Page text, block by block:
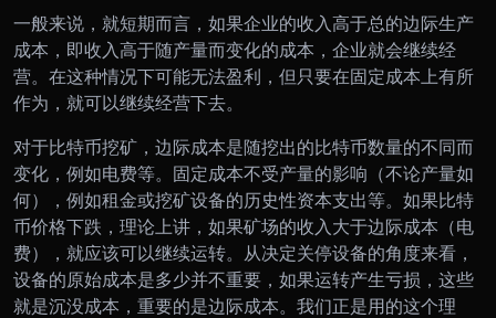
一般来说，就短期而言，如果企业的收入高于总的边际生产
成本，即收入高于随产量而变化的成本，企业就会继续经
营。在这种情况下可能无法盈利，但只要在固定成本上有所
作为，就可以继续经营下去。
对于比特币挖矿，边际成本是随挖出的比特币数量的不同而
变化，例如电费等。固定成本不受产量的影响（不论产量如
何），例如租金或挖矿设备的历史性资本支出等。如果比特
币价格下跌，理论上讲，如果矿场的收入大于边际成本（电
费），就应该可以继续运转。从决定关停设备的角度来看，
设备的原始成本是多少并不重要，如果运转产生亏损，这些
就是沉没成本，重要的是边际成本。我们正是用的这个理